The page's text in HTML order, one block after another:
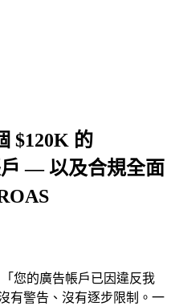
$120K 的
— 以及合規全面
您的廣告帳戶已因違反我
有警告、沒有逐步限制。一